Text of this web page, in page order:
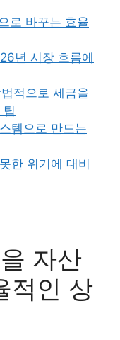
로 바꾸는 효율
년 시장 흐름에
적으로 세금을
템으로 만드는
한 위기에 대비
자산
적인 상